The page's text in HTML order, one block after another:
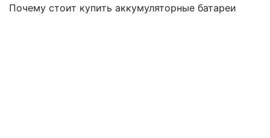
Почему стоит купить аккумуляторные батареи